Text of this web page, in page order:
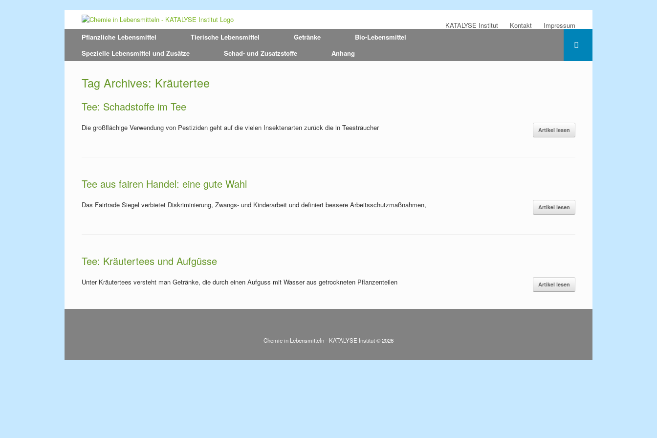
KATALYSE Institut Kontakt
Impressum
Pflanzliche Lebensmittel
Tierische Lebensmittel Getränke
Bio-Lebensmittel
Spezielle Lebensmittel und Zusätze
Schad- und Zusatzstoffe Anhang
Tag Archives: Kräutertee
Tee: Schadstoffe im Tee
Die großflächige Verwendung von Pestiziden geht auf die vielen Insektenarten zurück die in Teesträucher Artikel lesen
Tee aus fairen Handel: eine gute Wahl
Das Fairtrade Siegel verbietet Diskriminierung, Zwangs- und Kinderarbeit und definiert bessere Arbeitsschutzmaßnahmen, Artikel lesen
Tee: Kräutertees und Aufgüsse
Unter Kräutertees versteht man Getränke, die durch einen Aufguss mit Wasser aus getrockneten Pflanzenteilen Artikel lesen
Chemie in Lebensmitteln - KATALYSE Institut © 2026